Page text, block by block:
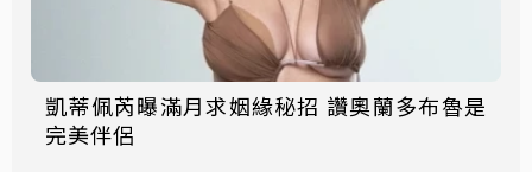
凱蒂佩芮曝滿月求姻緣秘招 讚奧蘭多布魯是
完美伴侶